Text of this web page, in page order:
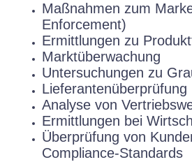
Maßnahmen zum
Enforcement)
Ermittlungen zu
Marktüberwachung
Untersuchungen zu
Lieferantenüberprüfung
Analyse von
Ermittlungen bei
Überprüfung von
Compliance-Standards